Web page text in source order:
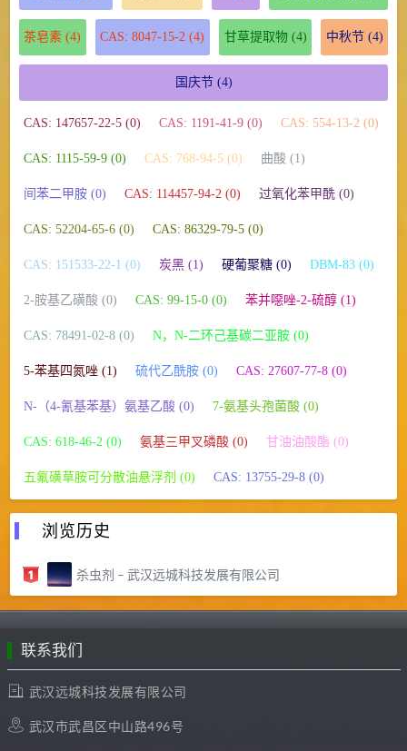
茶皂素 (4) CAS: 8047-15-2 (4) 甘草提取物(4) 中秋节(4)
国庆节(4)
CAS: 147657-22-5 (0) CAS: 1191-41-9 (0) CAS: 554-13-2 (0)
CAS: 1115-59-9 (0) CAS: 768-94-5 (0) 曲酸 (1)
间苯二甲胺 (0) CAS: 114457-94-2 (0) 过氧化苯甲酰 (0)
CAS: 52204-65-6 (0) CAS: 86329-79-5 (0)
CAS: 151533-22-1 (0) 炭黑 (1) 硬葡聚糖 (0) DBM-83 (0)
2-胺基乙磺酸 (0) CAS: 99-15-0 (0) 苯并噁唑-2-硫醇 (1)
CAS: 78491-02-8 (0) N，N-二环己基碳二亚胺 (0)
5-苯基四氮唑 (1) 硫代乙酰胺 (0) CAS: 27607-77-8 (0)
N-（4-氰基苯基）氨基乙酸 (0) 7-氨基头孢菌酸 (0)
CAS: 618-46-2 (0) 氨基三甲叉磷酸 (0) 甘油油酸酯 (0)
五氟磺草胺可分散油悬浮剂 (0) CAS: 13755-29-8 (0)
浏览历史
杀虫剂 – 武汉远城科技发展有限公司
联系我们
武汉远城科技发展有限公司
武汉市武昌区中山路496号